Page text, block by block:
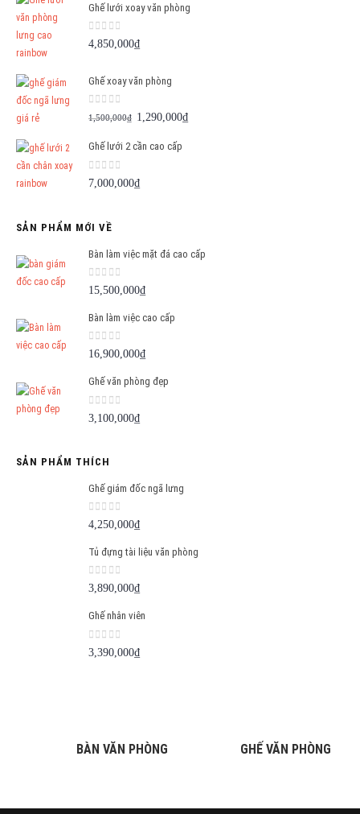
Ghế lưới xoay văn phòng
0 out of 5
4,850,000₫
Ghế xoay văn phòng
0 out of 5
1,500,000₫ Giá
là:
1,290,000₫Giá
Ghế lưới 2 cần cao cấp
0 out of 5
7,000,000₫
SẢN PHẨM MỚI VỀ
Bàn làm việc mặt đá cao cấp
0 out of 5
15,500,000₫
Bàn làm việc cao cấp
0out of 5
16,900,000₫
Ghế văn phòng đẹp
0 out of 5
3,100,000₫
SẢN PHẨM THÍCH
Ghế giám đốc ngã lưng
0 out of 5
4,250,000₫
Tủ đựng tài liệu văn phòng
0 out of 5
3,890,000₫
Ghế nhân viên
0 out of 5
3,390,000₫
BÀN VĂN PHÒNG GHẾ VĂN PHÒNG